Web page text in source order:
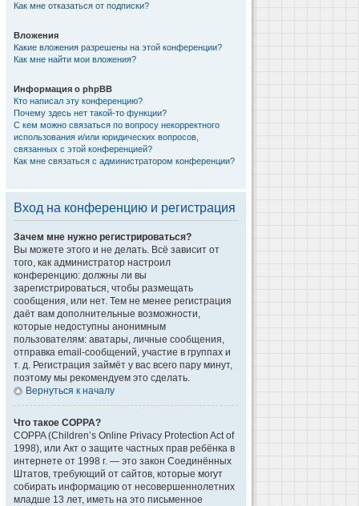
Как мне отказаться от подписки?
Вложения
Какие вложения разрешены на этой конференции?
Как мне найти мои вложения?
Информация о phpBB
Кто написал эту конференцию?
Почему здесь нет такой-то функции?
С кем можно связаться по вопросу некорректного
использования и/или юридических вопросов,
связанных с этой конференцией?
Как мне связаться с администратором конференции?
Вход на конференцию и регистрация
Зачем мне нужно регистрироваться?
Вы можете этого и не делать. Всё зависит от
того, как администратор настроил
конференцию: должны ли вы
зарегистрироваться, чтобы размещать
сообщения, или нет. Тем не менее регистрация
даёт вам дополнительные возможности,
которые недоступны анонимным
пользователям: аватары, личные сообщения,
отправка email-сообщений, участие в группах и
т. д. Регистрация займёт у вас всего пару минут,
поэтому мы рекомендуем это сделать.
Вернуться к началу
Что такое COPPA?
COPPA (Children’s Online Privacy Protection Act of
1998), или Акт о защите частных прав ребёнка в
интернете от 1998 г. — это закон Соединённых
Штатов, требующий от сайтов, которые могут
собирать информацию от несовершеннолетних
младше 13 лет, иметь на это письменное